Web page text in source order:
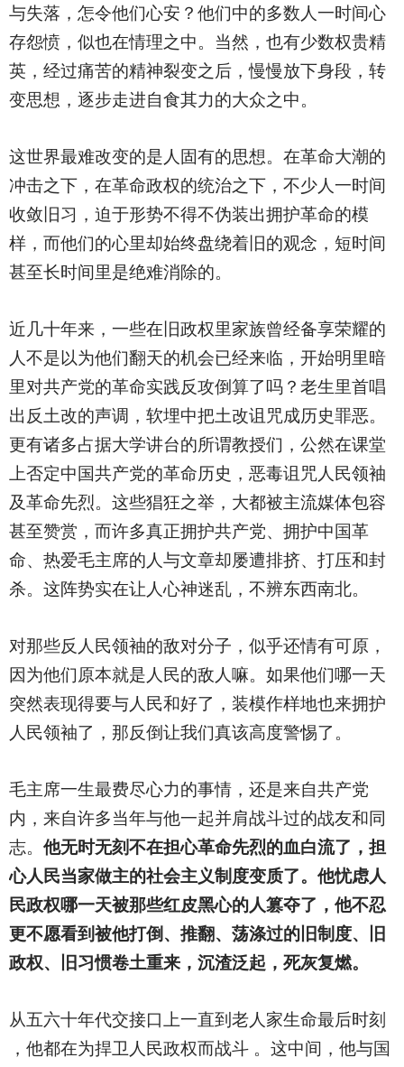
与失落，怎令他们心安？他们中的多数人一时间心
存怨愤，似也在情理之中。当然，也有少数权贵精
英，经过痛苦的精神裂变之后，慢慢放下身段，转
变思想，逐步走进自食其力的大众之中。
这世界最难改变的是人固有的思想。在革命大潮的
冲击之下，在革命政权的统治之下，不少人一时间
收敛旧习，迫于形势不得不伪装出拥护革命的模
样，而他们的心里却始终盘绕着旧的观念，短时间
甚至长时间里是绝难消除的。
近几十年来，一些在旧政权里家族曾经备享荣耀的
人不是以为他们翻天的机会已经来临，开始明里暗
里对共产党的革命实践反攻倒算了吗？老生里首唱
出反土改的声调，软埋中把土改诅咒成历史罪恶。
更有诸多占据大学讲台的所谓教授们，公然在课堂
上否定中国共产党的革命历史，恶毒诅咒人民领袖
及革命先烈。这些猖狂之举，大都被主流媒体包容
甚至赞赏，而许多真正拥护共产党、拥护中国革
命、热爱毛主席的人与文章却屡遭排挤、打压和封
杀。这阵势实在让人心神迷乱，不辨东西南北。
对那些反人民领袖的敌对分子，似乎还情有可原，
因为他们原本就是人民的敌人嘛。如果他们哪一天
突然表现得要与人民和好了，装模作样地也来拥护
人民领袖了，那反倒让我们真该高度警惕了。
毛主席一生最费尽心力的事情，还是来自共产党
内，来自许多当年与他一起并肩战斗过的战友和同
志。 他无时无刻不在担心革命先烈的血白流了，担
心人民当家做主的社会主义制度变质了。他忧虑人
民政权哪一天被那些红皮黑心的人篡夺了，他不忍
更不愿看到被他打倒、推翻、荡涤过的旧制度、旧
政权、旧习惯卷土重来，沉渣泛起，死灰复燃。
从五六十年代交接口上一直到老人家生命最后时刻
，他都在为捍卫人民政权而战斗 。这中间，他与国